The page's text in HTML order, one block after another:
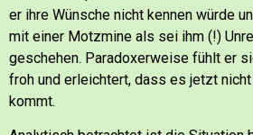
er ihre Wünsche nicht kennen würde
mit einer Motzmine als sei ihm (!)
geschehen. Paradoxerweise fühlt er
froh und erleichtert, dass es jetzt
kommt.